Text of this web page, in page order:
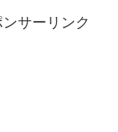
サーリンク